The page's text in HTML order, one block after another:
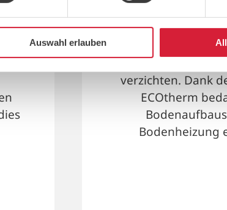
Auswahl erlauben
Soffitto con
Wer alte Häuser
muss nicht auf
verzichten. Dank
ECOtherm
Bodenheizung